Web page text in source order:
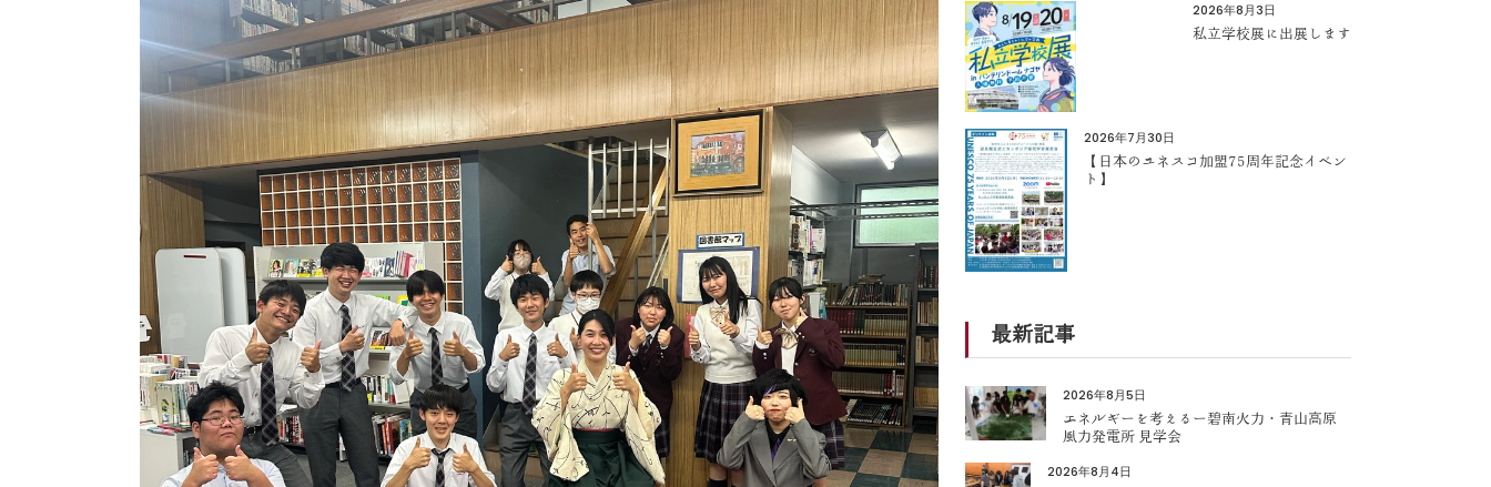
2026年8月3日
私立学校展に出展します
2026年7月30日
【日本のユネスコ加盟75周年記念イベン
ト】
最新記事
2026年8月5日
エネルギーを考えるー碧南火力・青山高原
風力発電所 見学会
2026年8月4日